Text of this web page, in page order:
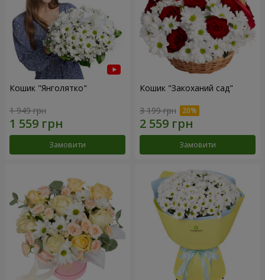
Кошик "Янголятко"
1 949 грн
Замовити
Кошик "Закоханий сад"
3 199 грн
Замовити